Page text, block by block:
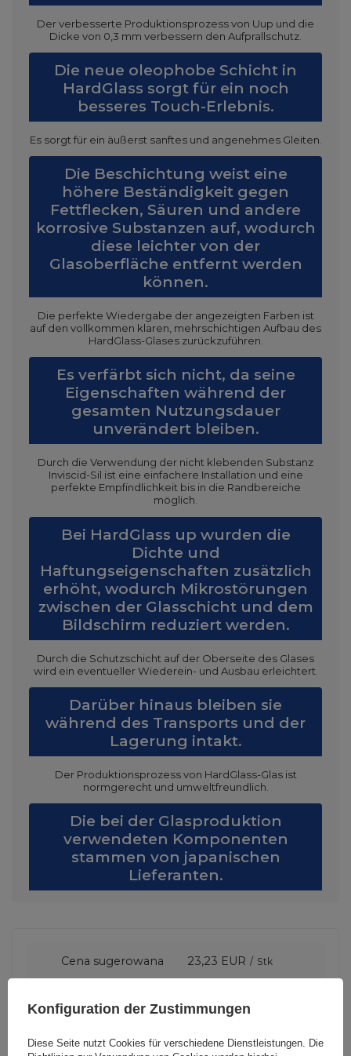
Der verbesserte Produktionsprozess von Uup und die
Dicke von 0,3 mm verbessern den Aufprallschutz.
Die neue oleophobe Schicht in
HardGlass sorgt für ein noch
besseres Touch-Erlebnis.
Es sorgt für ein äußerst sanftes und angenehmes Gleiten.
Die Beschichtung weist eine
höhere Beständigkeit gegen
Fettflecken, Säuren und andere
korrosive Substanzen auf, wodurch
diese leichter von der
Glasoberfläche entfernt werden
können.
Die perfekte Wiedergabe der angezeigten Farben ist
auf den vollkommen klaren, mehrschichtigen Aufbau des
HardGlass-Glases zurückzuführen.
Es verfärbt sich nicht, da seine
Eigenschaften während der
gesamten Nutzungsdauer
unverändert bleiben.
Durch die Verwendung der nicht klebenden Substanz
Inviscid-Sil ist eine einfachere Installation und eine
perfekte Empfindlichkeit bis in die Randbereiche
möglich.
Bei HardGlass up wurden die
Dichte und
Haftungseigenschaften zusätzlich
erhöht, wodurch Mikrostörungen
zwischen der Glasschicht und dem
Bildschirm reduziert werden.
Durch die Schutzschicht auf der Oberseite des Glases
wird ein eventueller Wiederein- und Ausbau erleichtert.
Darüber hinaus bleiben sie
während des Transports und der
Lagerung intakt.
Der Produktionsprozess von HardGlass-Glas ist
normgerecht und umweltfreundlich.
Die bei der Glasproduktion
verwendeten Komponenten
stammen von japanischen
Lieferanten.
Cena sugerowana 23,23 EUR / Stk
Marke 3mk Protection
Konfiguration der Zustimmungen
Diese Seite nutzt Cookies für verschiedene Dienstleistungen. Die